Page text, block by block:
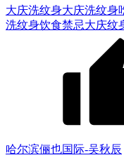
大庆洗纹身大庆洗纹身
洗纹身饮食禁忌大庆纹
哈尔滨俪也国际-吴秋辰